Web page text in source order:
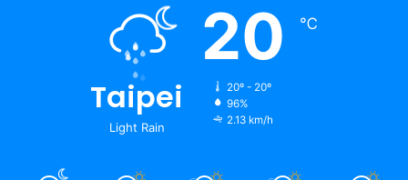
Taipei
Light Rain
20 ℃
20º - 20º
96%
2.13 km/h